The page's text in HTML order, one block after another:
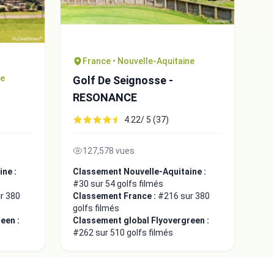
:
380
:
France • Nouvelle-Aquitaine
Golf De Seignosse -
RESONANCE
4.22/ 5 (37)
127,578 vues
Classement Nouvelle-Aquitaine :
#30 sur 54 golfs filmés
Classement France : #216 sur 380
golfs filmés
Classement global Flyovergreen :
#262 sur 510 golfs filmés